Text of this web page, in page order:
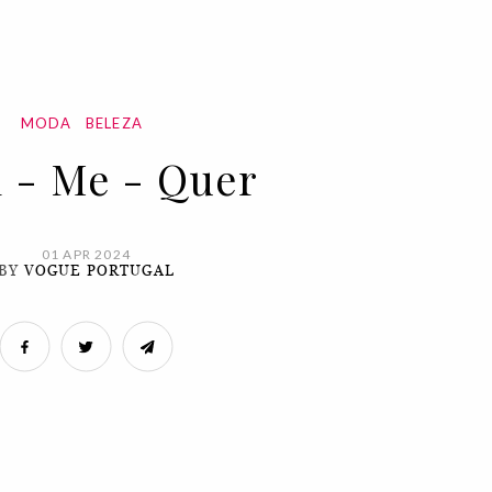
MODA BELEZA
- Me - Quer
01 APR 2024
VOGUE PORTUGAL